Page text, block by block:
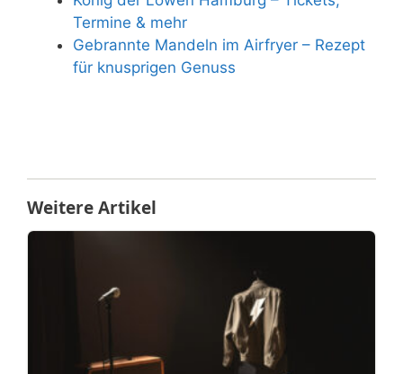
Termine & mehr
Gebrannte Mandeln im Airfryer – Rezept
für knusprigen Genuss
Weitere Artikel